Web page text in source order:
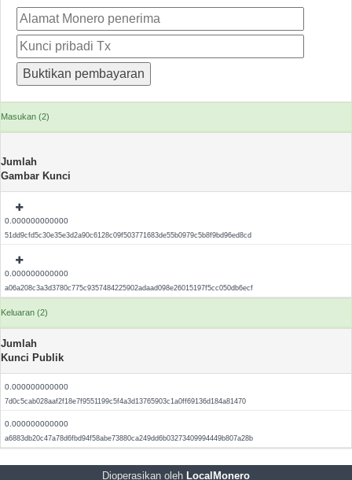
Masukan (2)
Jumlah
Gambar Kunci
0.000000000000
51dd9cfd5c30e35e3d2a90c6128c09f503771683de55b0979c5b8f9bd96ed8cd
0.000000000000
a06a208c3a3d3780c775c9357484225902adaad098e26015197f5cc050db6ecf
Keluaran (2)
Jumlah
Kunci Publik
0.000000000000
7d0c5cab028aaf2f18e7f9551199c5f4a3d13765903c1a0ff69136d184a81470
0.000000000000
a6883db20c47a78d6fbd94f58abe73880ca249dd6b03273409994449b807a28b
Dioperasikan oleh LocalMonero